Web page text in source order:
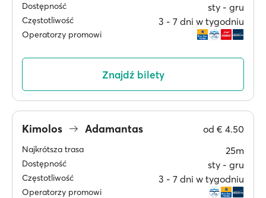
Dostępność sty ‐ gru
Częstotliwość 3 ‐ 7 dni w tygodniu
Operatorzy promowi
Znajdź bilety
Kimolos Adamantas od € 4.50
Najkrótsza trasa 25m
Dostępność sty ‐ gru
Częstotliwość 3 ‐ 7 dni w tygodniu
Operatorzy promowi